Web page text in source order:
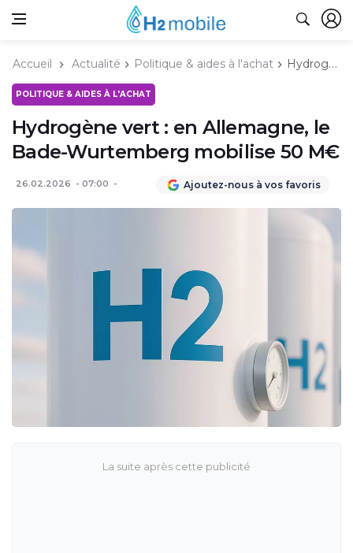
Accueil Actualité Politique & aides à l'achat Hydrogène vert : en Allemagne, le Bade-Wurtemberg mobilise 50 M€
POLITIQUE & AIDES À L'ACHAT
Hydrogène vert : en Allemagne, le
Bade-Wurtemberg mobilise 50 M€
26.02.2026 07:00 Ajoutez-nous à vos favoris